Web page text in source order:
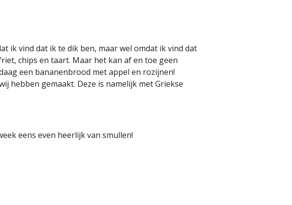
ik vind dat ik te dik ben, maar wel omdat ik vind dat
chips en taart. Maar het kan af en toe geen
een bananenbrood met appel en rozijnen!
hebben gemaakt. Deze is namelijk met Griekse
eens even heerlijk van smullen!